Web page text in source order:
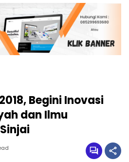
Begini Inovasi
dan Ilmu